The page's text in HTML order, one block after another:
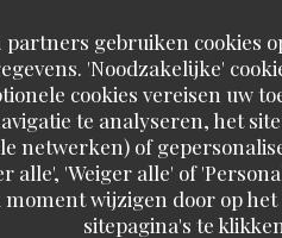
gebruiken cookies
'Noodzakelijke'
cookies vereisen uw
te analyseren, het
netwerken) of
alle', 'Weiger alle' of
moment wijzigen door op
sitepagina's te klikken.
Service: /5 Atmosfeer: 5 /5
Braai Shack